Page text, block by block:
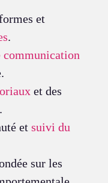
et
.
communication
et des
et suivi du
sur les